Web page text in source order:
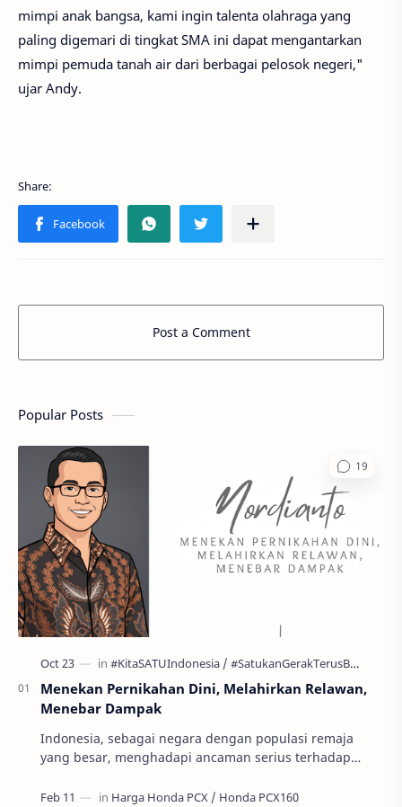
mimpi anak bangsa, kami ingin talenta olahraga yang
paling digemari di tingkat SMA ini dapat mengantarkan
mimpi pemuda tanah air dari berbagai pelosok negeri,"
ujar Andy.
Post a Comment
Popular Posts
Menekan Pernikahan Dini, Melahirkan Relawan,
Menebar Dampak
Indonesia, sebagai negara dengan populasi remaja
yang besar, menghadapi ancaman serius terhadap
per…